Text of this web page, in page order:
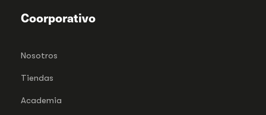
Coorporativo
Nosotros
Tiendas
Academia